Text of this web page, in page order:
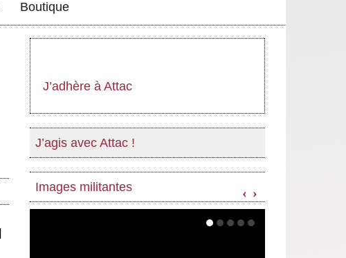
Boutique
J’adhère à Attac
J’agis avec Attac !
Images militantes ‹ ›